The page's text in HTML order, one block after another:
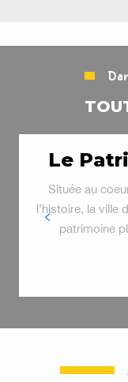
Le
Située au
l’histoire, la ville
patrimoine